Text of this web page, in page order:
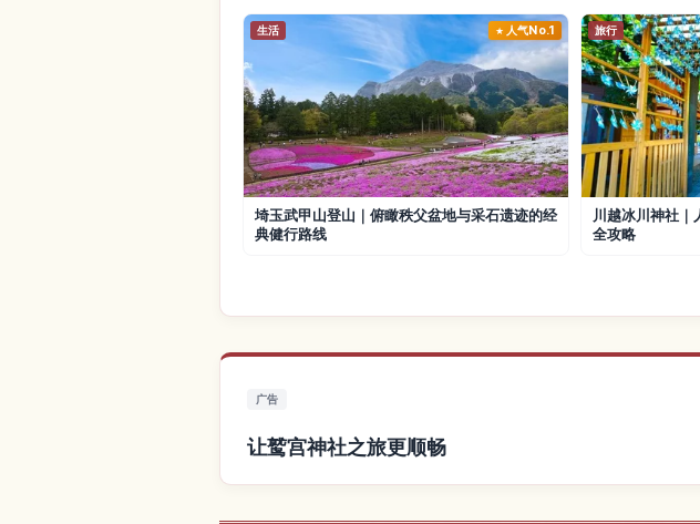
生活 人气No.1
埼玉武甲山登山｜俯瞰秩父盆地与采石遗迹的经
典健行路线
旅行
川越冰川神社｜
全攻略
广告
让鹫宫神社之旅更顺畅